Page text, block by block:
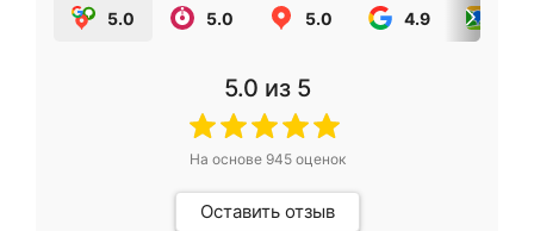
5.0 5.0 5.0 4.9
5.0 из 5
На основе 945оценок
Оставить отзыв